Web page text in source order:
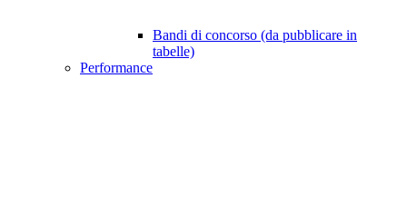
Bandi di concorso (da pubblicare in
tabelle)
Performance